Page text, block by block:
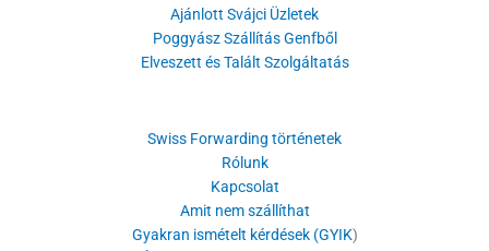
Ajánlott Svájci Üzletek
Poggyász Szállítás Genfből
Elveszett és Talált Szolgáltatás
Swiss Forwarding történetek
Rólunk
Kapcsolat
Amit nem szállíthat
Gyakran ismételt kérdések (GYIK)